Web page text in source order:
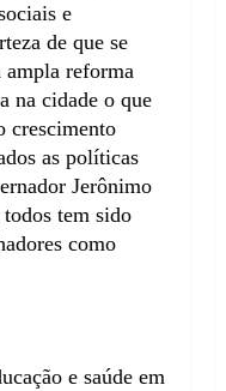
e
de que se
reforma
na cidade o que
crescimento
as políticas
Jerônimo
tem sido
como
e saúde em